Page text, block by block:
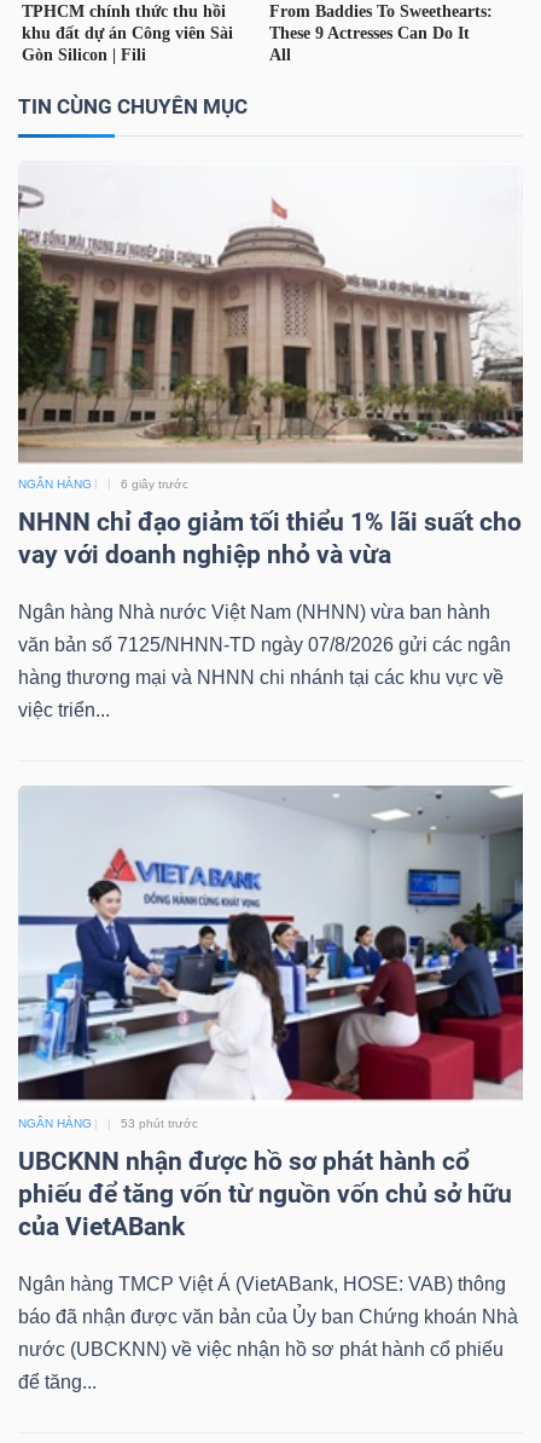
TIN CÙNG CHUYÊN MỤC
NGÂN HÀNG 6 giây trước
NHNN chỉ đạo giảm tối thiểu 1% lãi suất cho
vay với doanh nghiệp nhỏ và vừa
Ngân hàng Nhà nước Việt Nam (NHNN) vừa ban hành
văn bản số 7125/NHNN-TD ngày 07/8/2026 gửi các ngân
hàng thương mại và NHNN chi nhánh tại các khu vực về
việc triển...
NGÂN HÀNG 53 phút trước
UBCKNN nhận được hồ sơ phát hành cổ
phiếu để tăng vốn từ nguồn vốn chủ sở hữu
của VietABank
Ngân hàng TMCP Việt Á (VietABank, HOSE: VAB) thông
báo đã nhận được văn bản của Ủy ban Chứng khoán Nhà
nước (UBCKNN) về việc nhận hồ sơ phát hành cổ phiếu
để tăng...